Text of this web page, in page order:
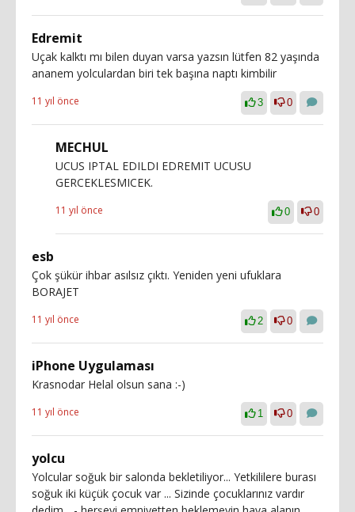
Edremit
Uçak kalktı mı bilen duyan varsa yazsın lütfen 82 yaşında
ananem yolculardan biri tek başına naptı kimbilir
11 yıl önce 3 0
MECHUL
UCUS IPTAL EDILDI EDREMIT UCUSU
GERCEKLESMICEK.
11 yıl önce 0 0
esb
Çok şükür ihbar asılsız çıktı. Yeniden yeni ufuklara
BORAJET
11 yıl önce 2 0
iPhone Uygulaması
Krasnodar Helal olsun sana :-)
11 yıl önce 1 0
yolcu
Yolcular soğuk bir salonda bekletiliyor... Yetkililere burası
soğuk iki küçük çocuk var ... Sizinde çocuklarınız vardır